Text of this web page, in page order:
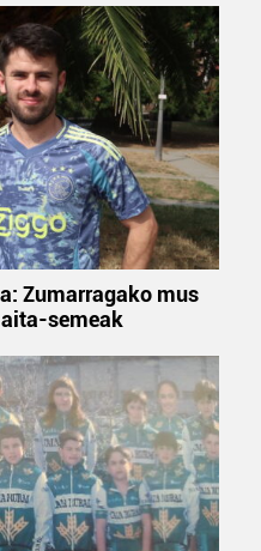
Zumarragako mus
semeak